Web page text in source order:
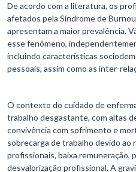
De acordo com a literatura, os
afetados pela Síndrome de
apresentam a maior prevalência.
esse fenômeno,
incluindo características
pessoais, assim como as inter-
O contexto do cuidado de
trabalho desgastante, com altas
convivência com sofrimento e
sobrecarga de trabalho devido
profissionais, baixa remuneração,
desvalorização profissional. A